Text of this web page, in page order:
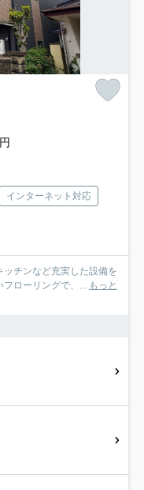
インターネット対応
チンなど充実した設備を
ローリングで、... もっと